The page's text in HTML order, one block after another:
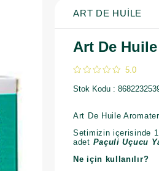
ART DE HUILE
Art De
5.0
Stok Kodu
Art De Huile
Setimizin içerisinde
adet Paçuli Uçucu
Ne için kullanılır?